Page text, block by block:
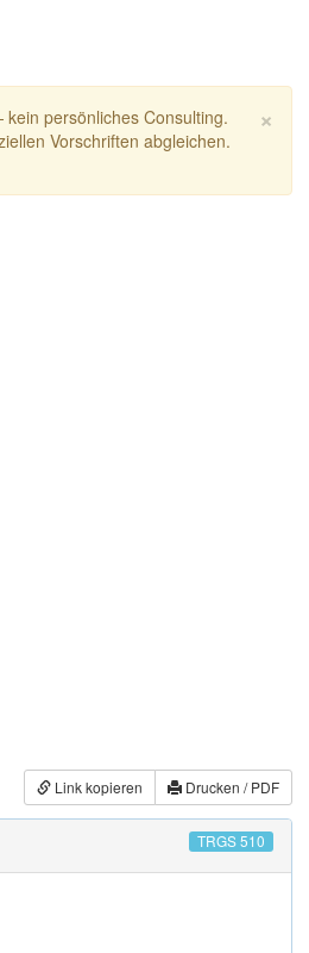
×
persönliches Consulting.
Vorschriften abgleichen.
Link kopieren Drucken / PDF
TRGS 510